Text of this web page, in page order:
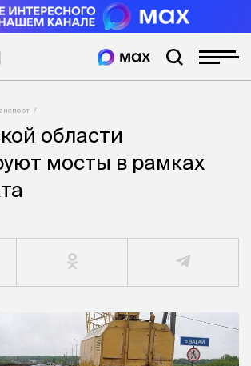
области
мосты в рамках